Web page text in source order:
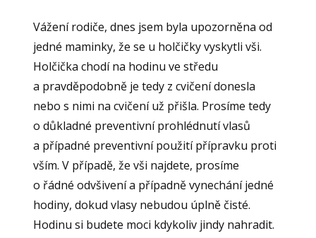
Vážení rodiče, dnes jsem byla upozorněna od
jedné maminky, že se u holčičky vyskytli vši.
Holčička chodí na hodinu ve středu
a pravděpodobně je tedy z cvičení donesla
nebo s nimi na cvičení už přišla. Prosíme tedy
o důkladné preventivní prohlédnutí vlasů
a případné preventivní použití přípravku proti
vším. V případě, že vši najdete, prosíme
o řádné odvšivení a případně vynechání jedné
hodiny, dokud vlasy nebudou úplně čisté.
Hodinu si budete moci kdykoliv jindy nahradit.